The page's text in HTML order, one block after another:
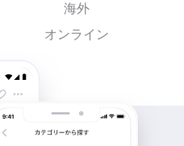
海外
オンライン